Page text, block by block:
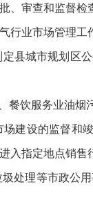
审查和监督
行业市场管理工
城市规划区
饮服务业油烟
设的监督和
入指定地点销售
理等市政公